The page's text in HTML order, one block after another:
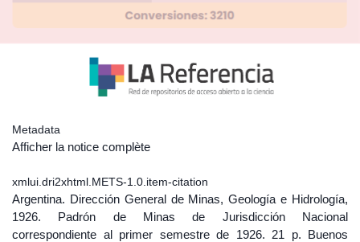
Metadata
Afficher la notice complète
xmlui.dri2xhtml.METS-1.0.item-citation
Argentina. Dirección General de Minas, Geología e Hidrología,
1926. Padrón de Minas de Jurisdicción Nacional
correspondiente al primer semestre de 1926. 21 p. Buenos